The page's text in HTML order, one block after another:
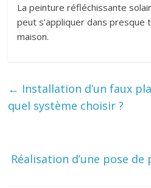
La peinture réfléchissante
peut s’appliquer dans presque
maison.
← Installation d’un faux
quel système choisir ?
Réalisation d’une pose